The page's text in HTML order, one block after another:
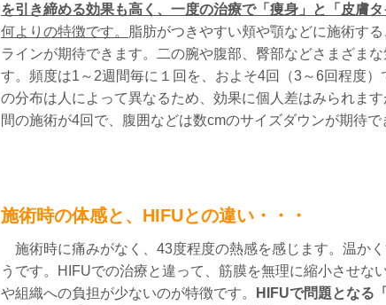
を引き締める効果も高く、 一度の治療で「 痩身」と「皮膚
何よりの特徴です。
脂肪がつきやすい頬や顎などに施術す
ラインが期待できます。二の腕や腹部、臀部などさまざま
す。 頻度は1～2週間毎に１回を、およそ4回 （3～6回程度
の分布は人によって異なるため、効果に個人差はみられま
間の施術が4回で、腹囲などは数cmのサイズダウンが期待で
施術時の体感と、HIFUとの違い・・・
施術時に痛みがなく、43度程度の熱感を感じます。温か
うです。
HIFUでの治療と違って、筋膜を無理に縮小させな
や組織への負担が少ないのが特徴です。
HIFUで問題となる